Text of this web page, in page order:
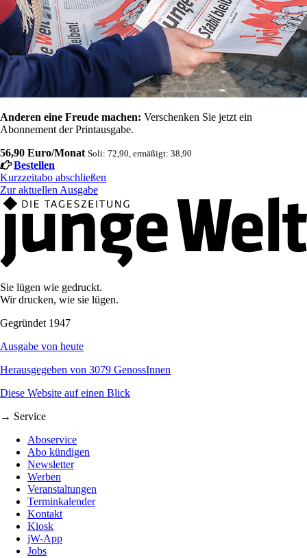
Anderen eine Freude machen: Verschenken Sie jetzt ein
Abonnement der Printausgabe.
56,90 Euro/Monat Soli: 72,90, ermäßigt: 38,90
Bestellen
Kurzzeitabo abschließen
Zur aktuellen Ausgabe
Sie lügen wie gedruckt.
Wir drucken, wie sie lügen.
Gegründet 1947
Ausgabe von heute
Herausgegeben von 3079 GenossInnen
Diese Website auf einen Blick
→ Service
Aboservice
Abo kündigen
Newsletter
Werben
Veranstaltungen
Terminkalender
Kontakt
Kiosk
jW-App
Jobs